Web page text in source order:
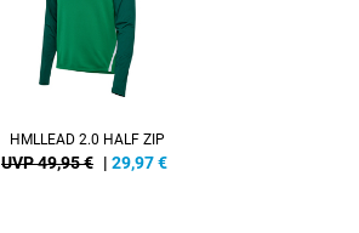
HMLLEAD 2.0 HALF ZIP
UVP 49,95 € | 29,97€